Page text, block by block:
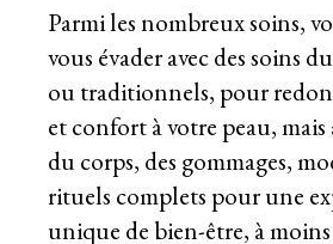
Parmi les nombreux soins,
vous évader avec des soins
ou traditionnels, pour
et confort à votre peau, mais
du corps, des gommages,
rituels complets pour une
unique de bien-être, à